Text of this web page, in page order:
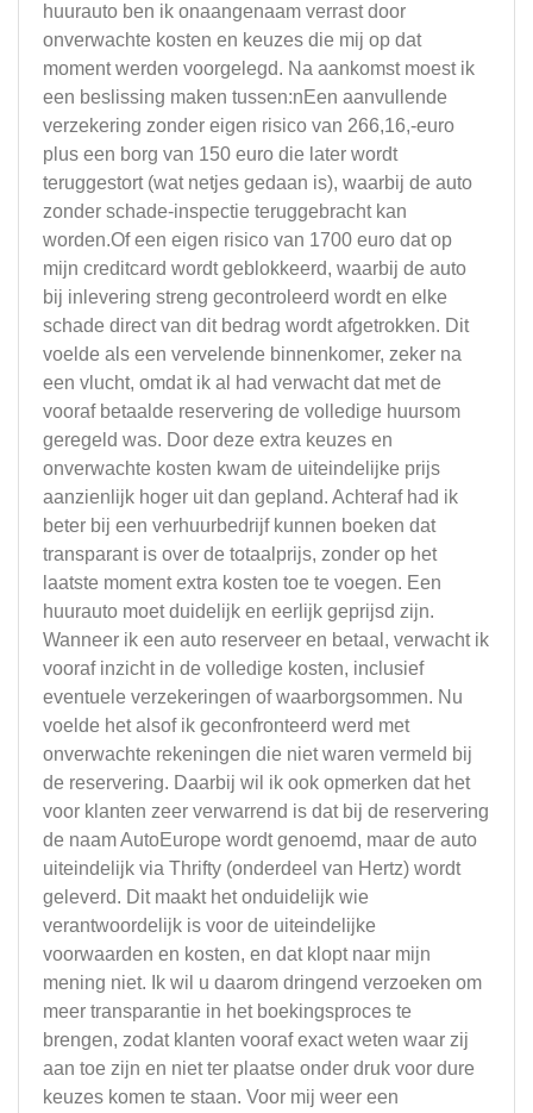
huurauto ben ik onaangenaam verrast door
onverwachte kosten en keuzes die mij op dat
moment werden voorgelegd. Na aankomst moest ik
een beslissing maken tussen:nEen aanvullende
verzekering zonder eigen risico van 266,16,-euro
plus een borg van 150 euro die later wordt
teruggestort (wat netjes gedaan is), waarbij de auto
zonder schade-inspectie teruggebracht kan
worden.Of een eigen risico van 1700 euro dat op
mijn creditcard wordt geblokkeerd, waarbij de auto
bij inlevering streng gecontroleerd wordt en elke
schade direct van dit bedrag wordt afgetrokken. Dit
voelde als een vervelende binnenkomer, zeker na
een vlucht, omdat ik al had verwacht dat met de
vooraf betaalde reservering de volledige huursom
geregeld was. Door deze extra keuzes en
onverwachte kosten kwam de uiteindelijke prijs
aanzienlijk hoger uit dan gepland. Achteraf had ik
beter bij een verhuurbedrijf kunnen boeken dat
transparant is over de totaalprijs, zonder op het
laatste moment extra kosten toe te voegen. Een
huurauto moet duidelijk en eerlijk geprijsd zijn.
Wanneer ik een auto reserveer en betaal, verwacht ik
vooraf inzicht in de volledige kosten, inclusief
eventuele verzekeringen of waarborgsommen. Nu
voelde het alsof ik geconfronteerd werd met
onverwachte rekeningen die niet waren vermeld bij
de reservering. Daarbij wil ik ook opmerken dat het
voor klanten zeer verwarrend is dat bij de reservering
de naam AutoEurope wordt genoemd, maar de auto
uiteindelijk via Thrifty (onderdeel van Hertz) wordt
geleverd. Dit maakt het onduidelijk wie
verantwoordelijk is voor de uiteindelijke
voorwaarden en kosten, en dat klopt naar mijn
mening niet. Ik wil u daarom dringend verzoeken om
meer transparantie in het boekingsproces te
brengen, zodat klanten vooraf exact weten waar zij
aan toe zijn en niet ter plaatse onder druk voor dure
keuzes komen te staan. Voor mij weer een